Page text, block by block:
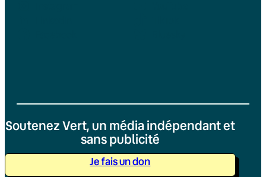
Soutenez Vert, un média indépendant et
sans publicité
Je fais un don